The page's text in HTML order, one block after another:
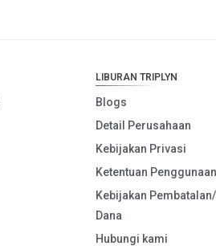
LIBURAN TRIPLYN
Blogs
Detail Perusahaan
Kebijakan Privasi
Ketentuan Penggunaan
Kebijakan
Dana
Hubungi kami